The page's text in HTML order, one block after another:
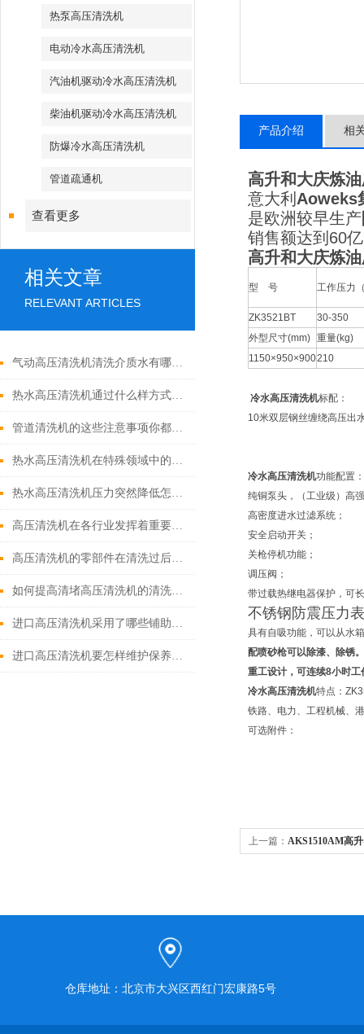
热泵高压清洗机
电动冷水高压清洗机
汽油机驱动冷水高压清洗机
柴油机驱动冷水高压清洗机
防爆冷水高压清洗机
管道疏通机
查看更多
相关文章
RELEVANT ARTICLES
气动高压清洗机清洗介质水有哪些优点
热水高压清洗机通过什么样方式来实现增压呢
管道清洗机的这些注意事项你都落实到位了吗
热水高压清洗机在特殊领域中的应用
热水高压清洗机压力突然降低怎么回事
高压清洗机在各行业发挥着重要的作用
高压清洗机的零部件在清洗过后还需要注意什么
如何提高清堵高压清洗机的清洗效果？
进口高压清洗机采用了哪些铺助系统
进口高压清洗机要怎样维护保养才算合理呢
产品介绍 相
高升和大庆炼
意大利 Aoweks
是欧洲较早生产
销售额达到60
高升和大庆炼
型 号 工作压力
ZK3521BT
30-350
外型尺寸(mm) 重量(kg)
1150×950×900210
冷水高压清洗机标配：
10米双层钢丝缠绕高压出
冷水高压清洗机功能配置：
纯铜泵头，（工业级）高
高密度进水过滤系统；
安全启动开关；
关枪停机功能；
调压阀；
带过载热继电器保护，可
不锈钢防震压力表
具有自吸功能，可以从水
配喷砂枪可以除漆、除锈。
重工设计，可连续8小时工
冷水高压清洗机特点：
铁路、电力、工程机械、
可选附件：
上一篇： AKS1510AM高
仓库地址：北京市大兴区西红门宏康路5号